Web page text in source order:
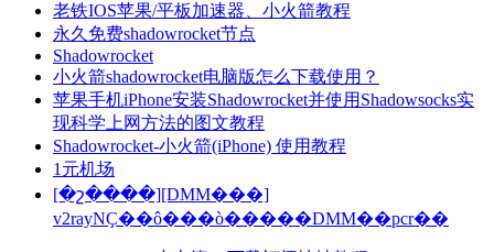
老铁IOS苹果/平板加速器、小火箭教程
永久免费shadowrocket节点
Shadowrocket
小火箭shadowrocket电脑版怎么下载使用？
苹果手机iPhone安装Shadowrocket并使用Shadowsocks实
现科学上网方法的图文教程
Shadowrocket-小火箭(iPhone) 使用教程
1元机场
[�շ����][DMM���]
v2rayNҪ��ô���ò�����DMM��pcr��